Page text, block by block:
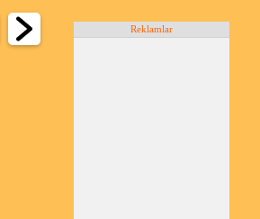
tarife karşılaştırma mobil veri çekmiyor
Reklamlar